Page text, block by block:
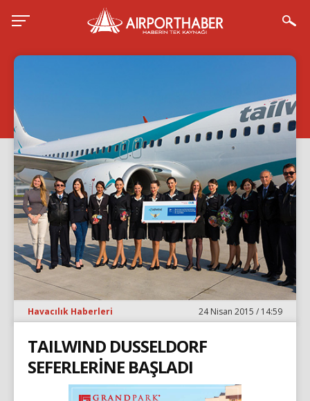
Havacılık Haberleri 24 Nisan 2015 / 14:59
TAILWIND DUSSELDORF
SEFERLERİNE BAŞLADI